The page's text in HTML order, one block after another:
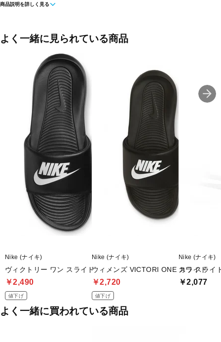
◇軽量で心地よく、履きやすいのが特徴。
◇成型グリップパターンにより、足をしっかりホールドします。
※こちらの商品は店頭と在庫を共有しているためパッケージの一部
破損や試着による若干の汚損がある場合がございます。初期不良以
外、上記の理由による返品交換は致しかねます。予めご了承いただ
けますようよろしくお願いします。
■メーカー型番：CN9675005
商品説明を詳しく見る
よく一緒に見られている商品
Nike (ナイキ)
ヴィクトリー ワン スライド
￥2,490
値下げ
Nike (ナイキ)
ウィメンズ VICTORI ONE スライド
￥2,720
値下げ
Nike (ナイキ)
カワ スライ
￥2,077
よく一緒に買われている商品